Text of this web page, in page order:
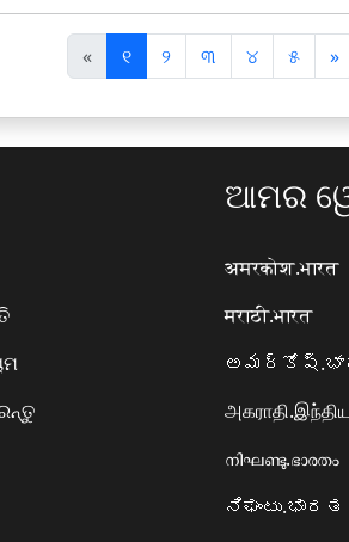
«पि
छ
ला
୧ ୨ ୩ ୪ ୫ »अ
ग
ଆମର
अमरकोश.भारत
मराठी.भारत
നിഘണ്ടു.ഭാരതം
ನಿಘಂಟು.ಭಾರತ